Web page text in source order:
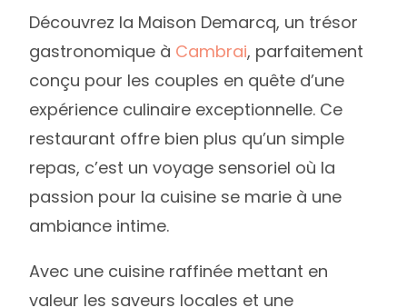
Découvrez la Maison Demarcq, un trésor
gastronomique à Cambrai, parfaitement
conçu pour les couples en quête d’une
expérience culinaire exceptionnelle. Ce
restaurant offre bien plus qu’un simple
repas, c’est un voyage sensoriel où la
passion pour la cuisine se marie à une
ambiance intime.
Avec une cuisine raffinée mettant en
valeur les saveurs locales et une